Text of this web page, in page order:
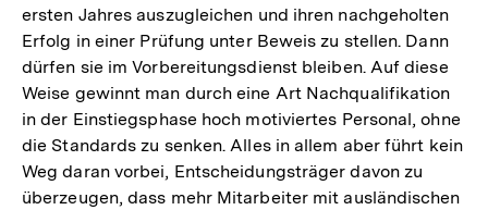
ersten Jahres auszugleichen und ihren nachgeholten
Erfolg in einer Prüfung unter Beweis zu stellen. Dann
dürfen sie im Vorbereitungsdienst bleiben. Auf diese
Weise gewinnt man durch eine Art Nachqualifikation
in der Einstiegsphase hoch motiviertes Personal, ohne
die Standards zu senken. Alles in allem aber führt kein
Weg daran vorbei, Entscheidungsträger davon zu
überzeugen, dass mehr Mitarbeiter mit ausländischen